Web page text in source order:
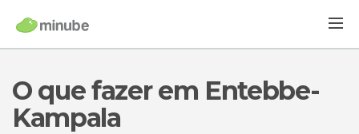
O que fazer em Entebbe-
Kampala